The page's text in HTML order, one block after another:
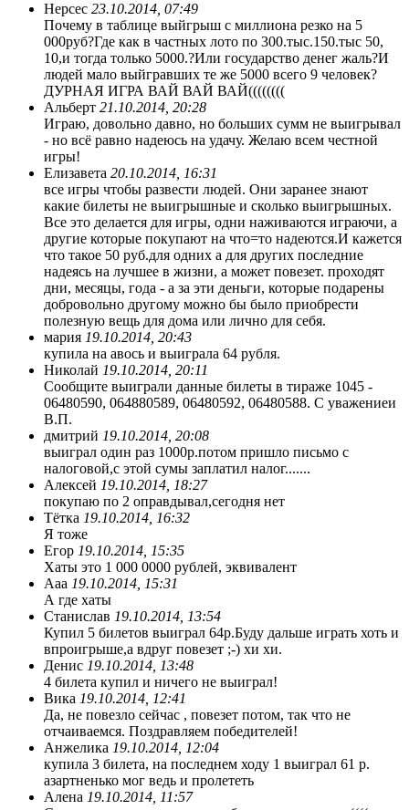
Нерсес 23.10.2014, 07:49
Почему в таблице выйгрыш с миллиона резко на 5
000руб?Где как в частных лото по 300.тыс.150.тыс 50,
10,и тогда только 5000.?Или государство денег жаль?И
людей мало выйгравших те же 5000 всего 9 человек?
ДУРНАЯ ИГРА ВАЙ ВАЙ ВАЙ((((((((
Альберт 21.10.2014, 20:28
Играю, довольно давно, но больших сумм не выигрывал
- но всё равно надеюсь на удачу. Желаю всем честной
игры!
Елизавета 20.10.2014, 16:31
все игры чтобы развести людей. Они заранее знают
какие билеты не выигрышные и сколько выигрышных.
Все это делается для игры, одни наживаются играючи, а
другие которые покупают на что=то надеются.И кажется
что такое 50 руб.для одних а для других последние
надеясь на лучшее в жизни, а может повезет. проходят
дни, месяцы, года - а за эти деньги, которые подарены
добровольно другому можно бы было приобрести
полезную вещь для дома или лично для себя.
мария 19.10.2014, 20:43
купила на авось и выиграла 64 рубля.
Николай 19.10.2014, 20:11
Сообщите выиграли данные билеты в тираже 1045 -
06480590, 064880589, 06480592, 06480588. С уважениеи
В.П.
дмитрий 19.10.2014, 20:08
выиграл один раз 1000р.потом пришло письмо с
налоговой,с этой сумы заплатил налог.......
Алексей 19.10.2014, 18:27
покупаю по 2 оправдывал,сегодня нет
Тётка 19.10.2014, 16:32
Я тоже
Егор 19.10.2014, 15:35
Хаты это 1 000 0000 рублей, эквивалент
Ааа 19.10.2014, 15:31
А где хаты
Станислав 19.10.2014, 13:54
Купил 5 билетов выиграл 64р.Буду дальше играть хоть и
впроигрыше,а вдруг повезет ;-) хи хи.
Денис 19.10.2014, 13:48
4 билета купил и ничего не выиграл!
Вика 19.10.2014, 12:41
Да, не повезло сейчас , повезет потом, так что не
отчаиваемся. Поздравляем победителей!
Анжелика 19.10.2014, 12:04
купила 3 билета, на последнем ходу 1 выиграл 61 р.
азартненько мог ведь и пролететь
Алена 19.10.2014, 11:57